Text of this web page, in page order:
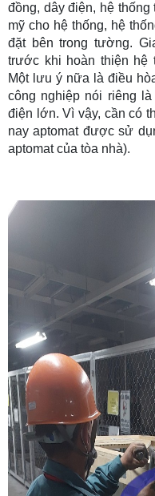
đồng, dây điện, hệ
mỹ cho hệ thống, hệ
đặt bên trong tường.
trước khi hoàn thiện hệ
Một lưu ý nữa là điều
công nghiệp nói riêng
điện lớn. Vì vậy, cần có
nay aptomat được sử
aptomat của tòa nhà).